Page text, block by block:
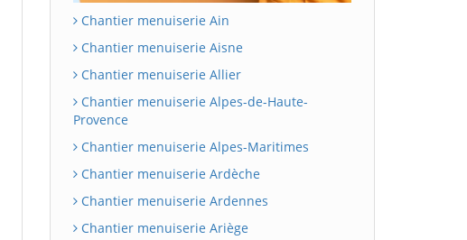
Chantier menuiserie Ain
Chantier menuiserie Aisne
Chantier menuiserie Allier
Chantier menuiserie Alpes-de-Haute-
Provence
Chantier menuiserie Alpes-Maritimes
Chantier menuiserie Ardèche
Chantier menuiserie Ardennes
Chantier menuiserie Ariège